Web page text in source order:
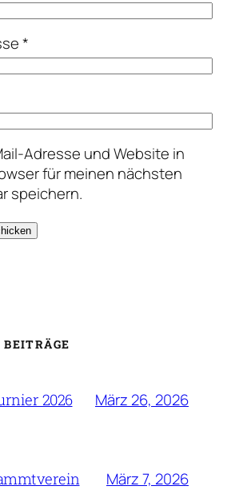
*
Adresse und Website in
für meinen nächsten
speichern.
2026 März 26, 2026
März 7, 2026